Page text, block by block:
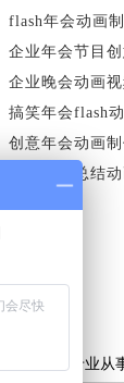
flash年会动画
企业年会节目
企业晚会动画
搞笑年会flash
创意年会动画
企业年会总结
上海艺虎专业